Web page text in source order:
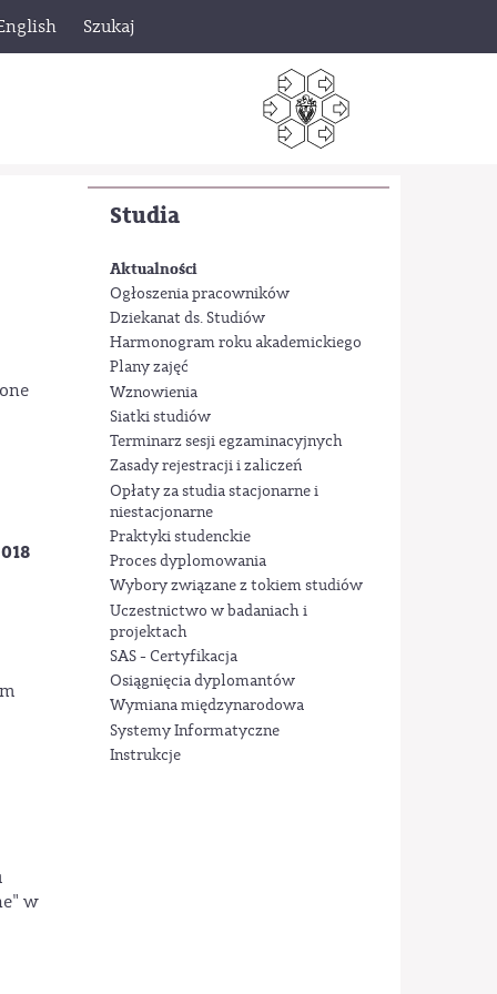
Szukaj
Studia
Aktualności
Ogłoszenia pracowników
Dziekanat ds. Studiów
Harmonogram roku akademickiego
Plany zajęć
Wznowienia
Siatki studiów
Terminarz sesji egzaminacyjnych
Zasady rejestracji i zaliczeń
Opłaty za studia stacjonarne i
niestacjonarne
Praktyki studenckie
Proces dyplomowania
Wybory związane z tokiem studiów
Uczestnictwo w badaniach i
projektach
SAS - Certyfikacja
Osiągnięcia dyplomantów
Wymiana międzynarodowa
Systemy Informatyczne
Instrukcje
w